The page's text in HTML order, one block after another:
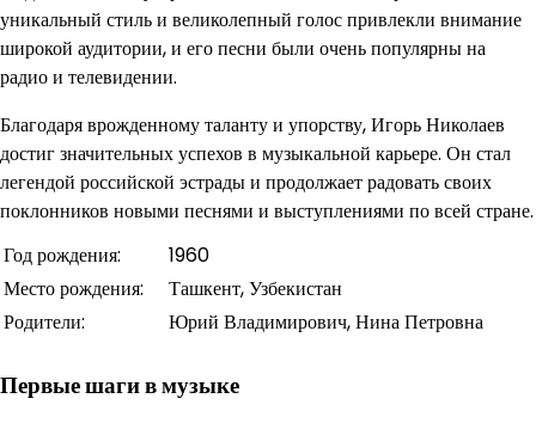
уникальный стиль и великолепный голос привлекли внимание
широкой аудитории, и его песни были очень популярны на
радио и телевидении.
Благодаря врожденному таланту и упорству, Игорь Николаев
достиг значительных успехов в музыкальной карьере. Он стал
легендой российской эстрады и продолжает радовать своих
поклонников новыми песнями и выступлениями по всей стране.
Год рождения:
1960
Место рождения:
Ташкент, Узбекистан
Родители:
Юрий Владимирович, Нина Петровна
Первые шаги в музыке